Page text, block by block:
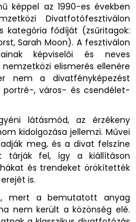
képpel az 1990-es években
Divatfotófesztiválon
kategória fődíját (zsűritagok:
Sarah Moon). A fesztiválon
képviselői és neves
elismerés ellenére
nem a divatfényképezést
, város- és csendélet-
látásmód, az érzékeny
kidolgozása jellemzi. Művei
meg, és a divat felszíne
tárják fel, így a kiállításon
és trendeket örökítették
is.
mert a bemutatott anyag
nem került a közönség elé.